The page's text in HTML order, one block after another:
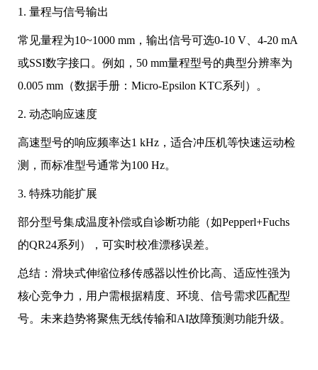
1. 量程与信号输出
常见量程为10~1000 mm，输出信号可选0-10 V、4-20 mA
或SSI数字接口。例如，50 mm量程型号的典型分辨率为
0.005 mm（数据手册：Micro-Epsilon KTC系列）。
2. 动态响应速度
高速型号的响应频率达1 kHz，适合冲压机等快速运动检
测，而标准型号通常为100 Hz。
3. 特殊功能扩展
部分型号集成温度补偿或自诊断功能（如Pepperl+Fuchs
的QR24系列），可实时校准漂移误差。
总结：滑块式伸缩位移传感器以性价比高、适应性强为
核心竞争力，用户需根据精度、环境、信号需求匹配型
号。未来趋势将聚焦无线传输和AI故障预测功能升级。